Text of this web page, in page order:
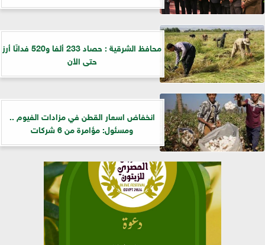
محافظ الشرقية : حصاد 233 ألفا و520 فدانًا أرز
حتى الأن
انخفاض اسعار القطن في مزادات الفيوم ..
ومسئول: مؤامرة من 6 شركات